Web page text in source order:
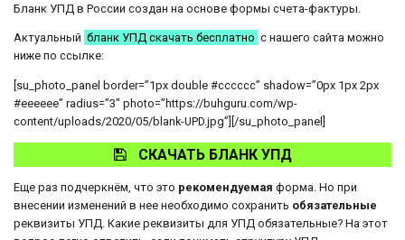
Бланк УПД в России создан на основе формы счета-фактуры.
Актуальный бланк УПД скачать бесплатно с нашего сайта можно
ниже по ссылке:
[su_photo_panel border=”1px double #cccccc” shadow=”0px 1px 2px
#eeeeee” radius=”3″ photo=”https://buhguru.com/wp-
content/uploads/2020/05/blank-UPD.jpg”][/su_photo_panel]
СКАЧАТЬ БЛАНК УПД
Еще раз подчеркнём, что это рекомендуемая форма. Но при
внесении изменений в нее необходимо сохранить обязательные
реквизиты УПД. Какие реквизиты для УПД обязательные? На этот